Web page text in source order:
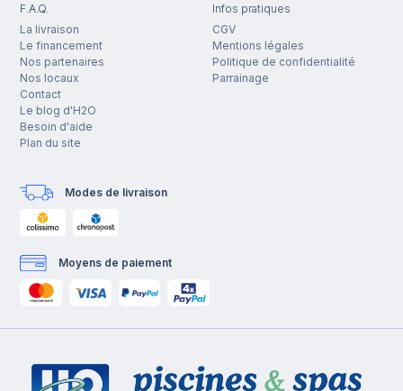
F.A.Q.
La livraison
Le financement
Nos partenaires
Nos locaux
Contact
Le blog d'H2O
Besoin d'aide
Plan du site
Infos pratiques
CGV
Mentions légales
Politique de confidentialité
Parrainage
Modes de livraison
Moyens de paiement